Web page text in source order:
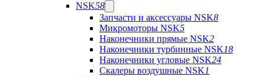
NSK58
Запчасти и аксессуары NSK8
Микромоторы NSK5
Наконечники прямые NSK2
Наконечники турбинные NSK18
Наконечники угловые NSK24
Скалеры воздушные NSK1